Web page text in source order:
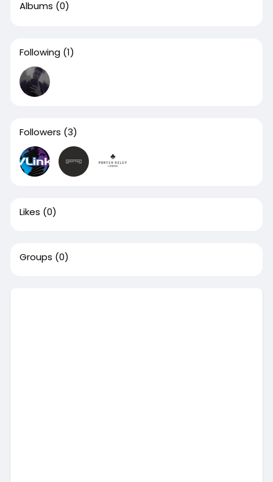
Albums (0)
Following (1)
Followers (3)
Likes (0)
Groups (0)